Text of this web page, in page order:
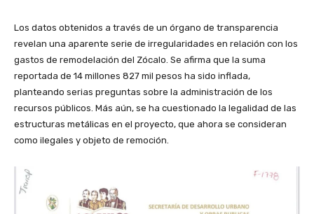
Los datos obtenidos a través de un órgano de transparencia
revelan una aparente serie de irregularidades en relación con los
gastos de remodelación del Zócalo. Se afirma que la suma
reportada de 14 millones 827 mil pesos ha sido inflada,
planteando serias preguntas sobre la administración de los
recursos públicos. Más aún, se ha cuestionado la legalidad de las
estructuras metálicas en el proyecto, que ahora se consideran
como ilegales y objeto de remoción.